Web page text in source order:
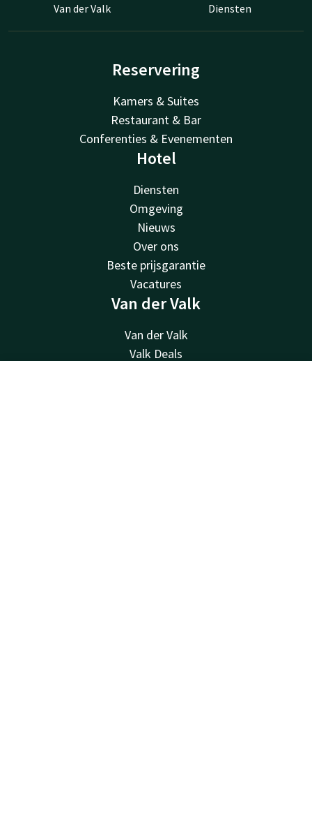
Van der Valk Diensten
Reservering
Kamers & Suites
Restaurant & Bar
Conferenties & Evenementen
Hotel
Diensten
Omgeving
Nieuws
Over ons
Beste prijsgarantie
Vacatures
Van der Valk
Van der Valk
Valk Deals